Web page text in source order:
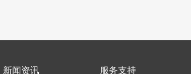
新闻资讯 服务支持